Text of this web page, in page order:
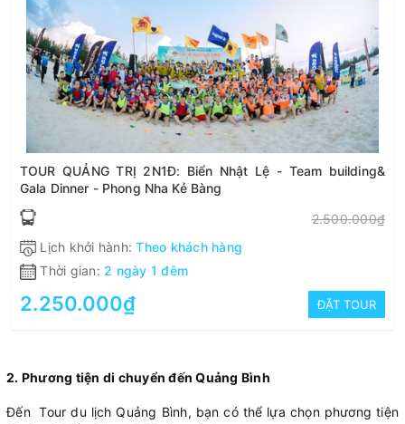
TOUR QUẢNG TRỊ 2N1Đ: Biển Nhật Lệ - Team building&
Gala Dinner - Phong Nha Kẻ Bàng
2.500.000₫
Lịch khởi hành:Theo khách hàng
Thời gian: 2 ngày 1 đêm
2.250.000₫ ĐẶT TOUR
2. Phương tiện di chuyển đến Quảng Bình
Đến Tour du lịch Quảng Bình, bạn có thể lựa chọn phương tiện